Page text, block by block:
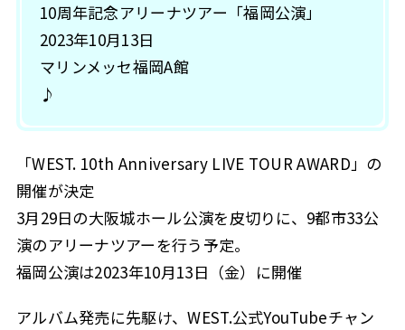
10周年記念アリーナツアー「福岡公演」
2023年10月13日
マリンメッセ福岡A館
♪
「WEST. 10th Anniversary LIVE TOUR AWARD」の
開催が決定
3月29日の大阪城ホール公演を皮切りに、9都市33公
演のアリーナツアーを行う予定。
福岡公演は2023年10月13日（金）に開催
アルバム発売に先駆け、WEST.公式YouTubeチャン